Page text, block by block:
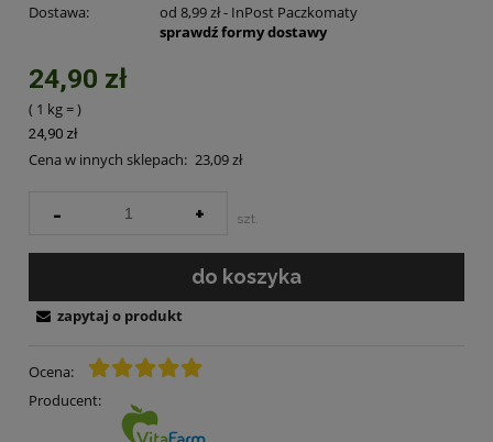
Dostawa:
od 8,99 zł- InPost Paczkomaty
sprawdź formy dostawy
24,90 zł
( 1 kg=
24,90 zł
)
Cena w innych sklepach: 23,09 zł
- + szt.
do koszyka
Ocena:
Producent:
zapytaj o produkt